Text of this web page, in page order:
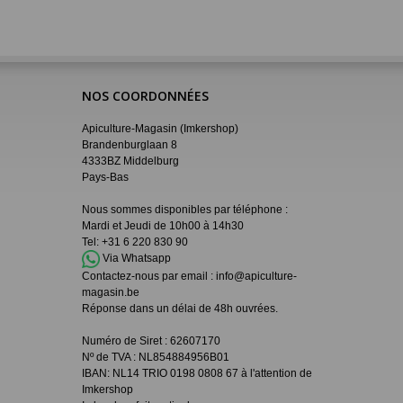
NOS COORDONNÉES
Apiculture-Magasin (Imkershop)
Brandenburglaan 8
4333BZ Middelburg
Pays-Bas
Nous sommes disponibles par téléphone :
Mardi et Jeudi de 10h00 à 14h30
Tel: +31 6 220 830 90
Via Whatsapp
Contactez-nous par email : info@apiculture-
magasin.be
Réponse dans un délai de 48h ouvrées.
Numéro de Siret : 62607170
Nº de TVA : NL854884956B01
IBAN: NL14 TRIO 0198 0808 67 à l'attention de
Imkershop